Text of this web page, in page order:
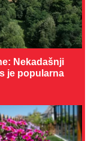
Nekadašnji
je popularna